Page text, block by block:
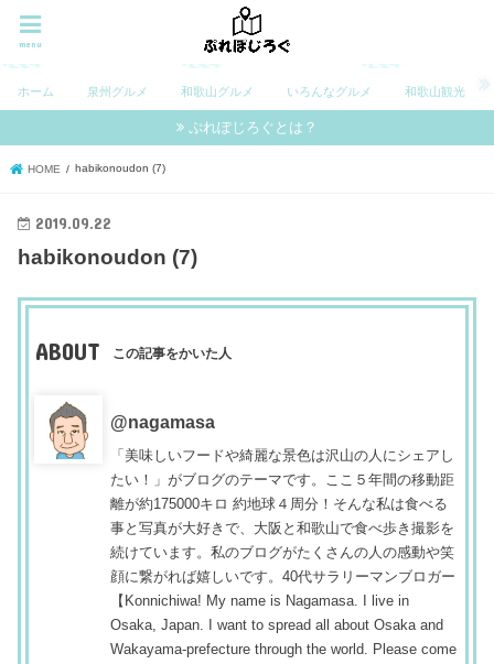
menu
ホーム 泉州グルメ 和歌山グルメ いろんなグルメ 和歌山観光
ぷれぽじろぐとは？
HOME habikonoudon (7)
2019.09.22
habikonoudon (7)
ABOUT この記事をかいた人
@nagamasa
「美味しいフードや綺麗な景色は沢山の人にシェアし
たい！」がブログのテーマです。ここ５年間の移動距
離が約175000キロ 約地球４周分！そんな私は食べる
事と写真が大好きで、大阪と和歌山で食べ歩き撮影を
続けています。私のブログがたくさんの人の感動や笑
顔に繋がれば嬉しいです。40代サラリーマンブロガー
【Konnichiwa! My name is Nagamasa. I live in
Osaka, Japan. I want to spread all about Osaka and
Wakayama-prefecture through the world. Please come